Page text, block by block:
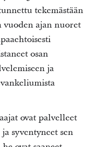
tekemästään
vuoden ajan nuoret
osan
ja
ovat palvelleet
syventyneet sen